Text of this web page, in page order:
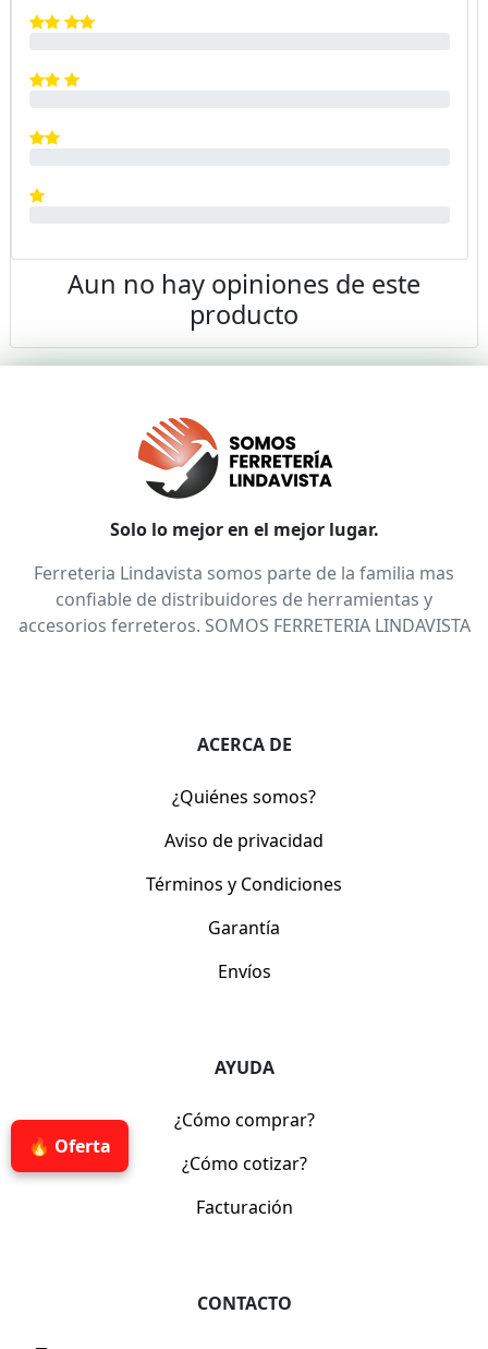
🔥 Oferta
Aun no hay opiniones de este
producto
Solo lo mejor en el mejor lugar.
Ferreteria Lindavista somos parte de la familia mas
confiable de distribuidores de herramientas y
accesorios ferreteros. SOMOS FERRETERIA LINDAVISTA
ACERCA DE
¿Quiénes somos?
Aviso de privacidad
Términos y Condiciones
Garantía
Envíos
AYUDA
¿Cómo comprar?
¿Cómo cotizar?
Facturación
CONTACTO